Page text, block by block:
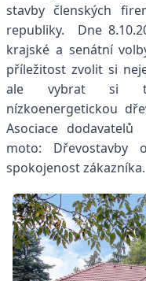
stavby členských
republiky. Dne
krajské a senátní
příležitost zvolit si
ale vybrat si
nízkoenergetickou
Asociace
moto:
spokojenost zákazníka.